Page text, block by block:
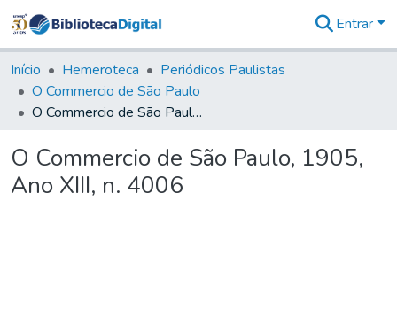
&
Coleções
Tudo na
Biblioteca
Estatísticas
Entrar
Início Hemeroteca
Periódicos Paulistas
O Commercio de São Paulo
O Commercio de São Paulo, 1905, Ano XIII, n. 4006
O Commercio de São Paulo, 1905,
Ano XIII, n. 4006